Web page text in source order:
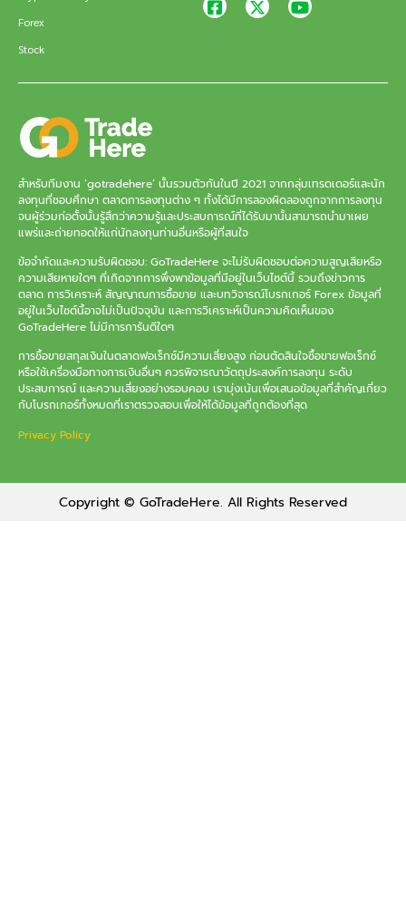
Forex
Stock
สำหรับทีมงาน ‘gotradehere’ นั้นรวมตัวกันในปี 2021 จากกลุ่มเทรดเดอร์และนัก
ลงทุนที่ชอบศึกษา ตลาดการลงทุนต่าง ๆ ทั้งได้มีการลองผิดลองถูกจากการลงทุน
จนผู้ร่วมก่อตั้งนั้นรู้สึกว่าความรู้และประสบการณ์ที่ได้รับมานั้นสามารถนำมาเผย
แพร่และถ่ายทอดให้แก่นักลงทุนท่านอื่นหรือผู้ที่สนใจ
ข้อจำกัดและความรับผิดชอบ: GoTradeHere จะไม่รับผิดชอบต่อความสูญเสียหรือ
ความเสียหายใดๆ ที่เกิดจากการพึ่งพาข้อมูลที่มีอยู่ในเว็บไซต์นี้ รวมถึงข่าวการ
ตลาด การวิเคราะห์ สัญญาณการซื้อขาย และบทวิจารณ์โบรกเกอร์ Forex ข้อมูลที่
อยู่ในเว็บไซต์นี้อาจไม่เป็นปัจจุบัน และการวิเคราะห์เป็นความคิดเห็นของ
GoTradeHere ไม่มีการการันตีใดๆ
การซื้อขายสกุลเงินในตลาดฟอเร็กซ์มีความเสี่ยงสูง ก่อนตัดสินใจซื้อขายฟอเร็กซ์
หรือใช้เครื่องมือทางการเงินอื่นๆ ควรพิจารณาวัตถุประสงค์การลงทุน ระดับ
ประสบการณ์ และความเสี่ยงอย่างรอบคอบ เรามุ่งเน้นเพื่อเสนอข้อมูลที่สำคัญเกี่ยว
กับโบรกเกอร์ทั้งหมดที่เราตรวจสอบเพื่อให้ได้ข้อมูลที่ถูกต้องที่สุด
Privacy Policy
Copyright © GoTradeHere. All Rights Reserved